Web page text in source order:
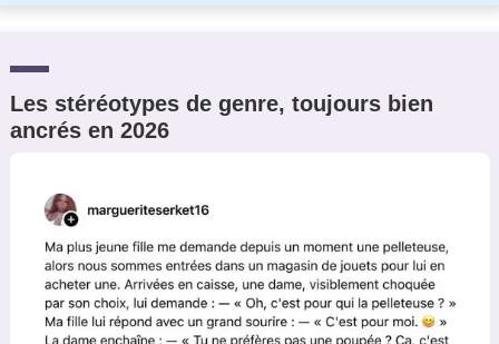
Les stéréotypes de genre, toujours bien
ancrés en 2026